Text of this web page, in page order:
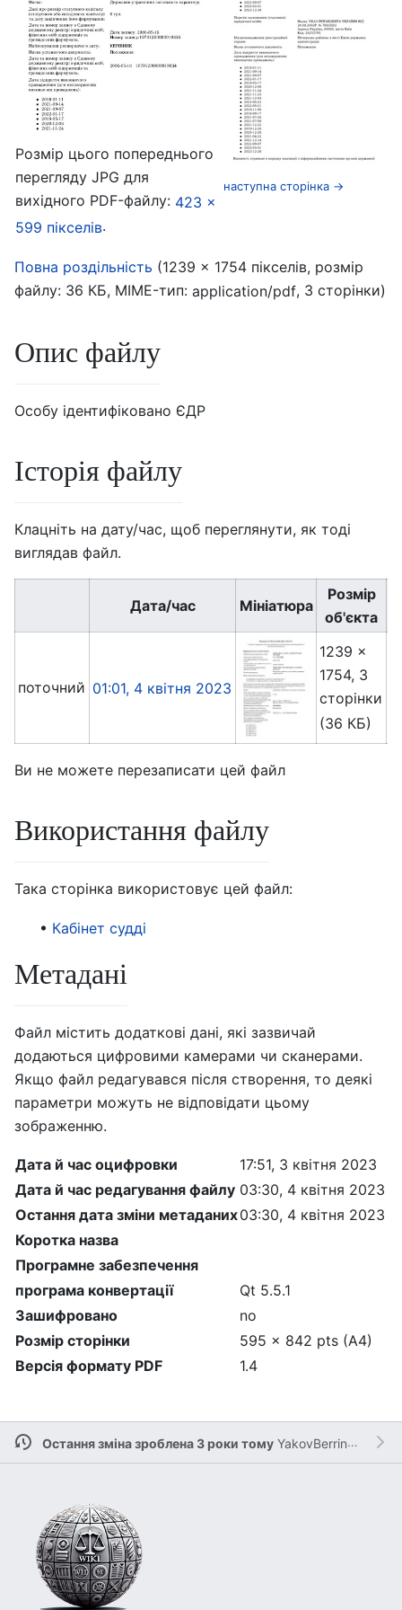
Розмір цього попереднього
перегляду JPG для
вихідного PDF-файлу: 423 ×
599 пікселів.
наступна сторінка →
Повна роздільність (1239 × 1754 пікселів, розмір
файлу: 36 КБ, MIME-тип: application/pdf, 3 сторінки)
Опис файлу
Особу ідентифіковано ЄДР
Історія файлу
Клацніть на дату/час, щоб переглянути, як тоді
виглядав файл.
Дата/час Мініатюра
Розмір
об'єкта
поточний 01:01, 4 квітня 2023
1239 ×
1754, 3
сторінки
(36 КБ)
Ви не можете перезаписати цей файл
Використання файлу
Така сторінка використовує цей файл:
Кабінет судді
Метадані
Файл містить додаткові дані, які зазвичай
додаються цифровими камерами чи сканерами.
Якщо файл редагувався після створення, то деякі
параметри можуть не відповідати цьому
зображенню.
Дата й час оцифровки
17:51, 3 квітня 2023
Дата й час редагування файлу 03:30, 4 квітня 2023
Остання дата зміни метаданих03:30, 4 квітня 2023
Коротка назва
Програмне забезпечення
програма конвертації
Qt 5.5.1
Зашифровано
no
Розмір сторінки
595 x 842 pts (A4)
Версія формату PDF
1.4
Остання зміна зроблена 3 роки тому YakovBerringer